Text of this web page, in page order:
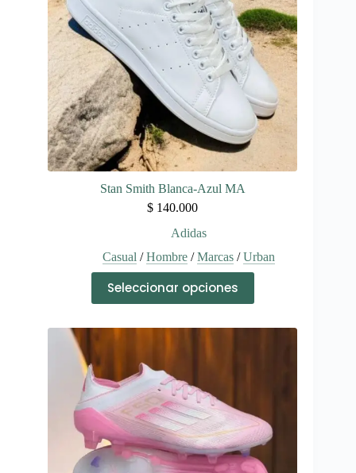
en
la
página
producto
Stan Smith Blanca-Azul MA
$ 140.000
Adidas
Casual /Hombre/Marcas/Urban
Seleccionar opciones
producto
tiene
se
pueden
elegir
en
la
página
de